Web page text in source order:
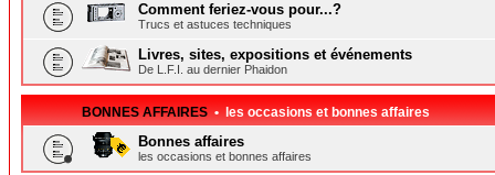
Comment feriez-vous pour...?
Trucs et astuces techniques
Livres, sites, expositions et événements
De L.F.I. au dernier Phaidon
BONNES AFFAIRES • les occasions et bonnes affaires
Bonnes affaires
les occasions et bonnes affaires